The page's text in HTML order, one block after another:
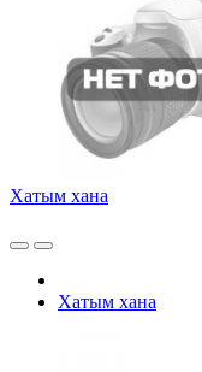
Хатым хана
Хатым хана